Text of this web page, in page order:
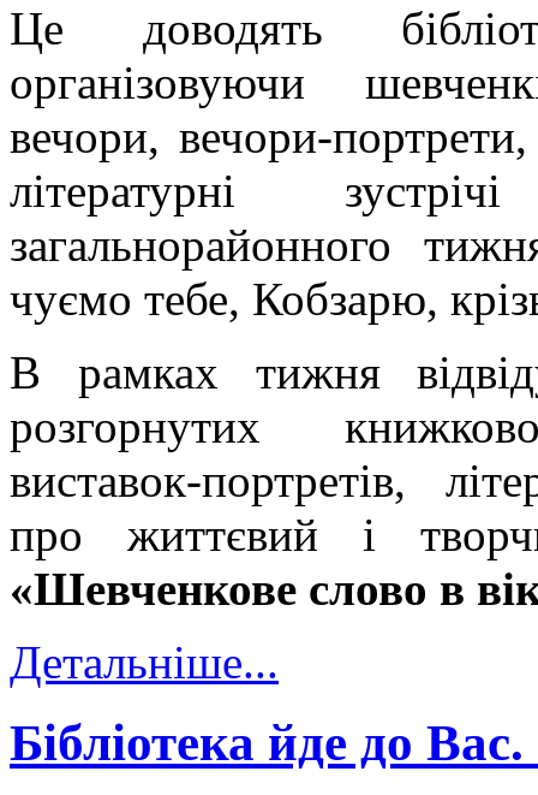
Це доводять
організовуючи
вечори, вечори-
літературні
загальнорайонного
чуємо тебе, Кобзарю,
В рамках тижня
розгорнутих
виставок-портретів,
про життєвий і
«Шевченкове слово в
Детальніше...
Бібліотека йде до